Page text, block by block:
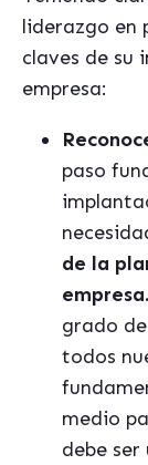
liderazgo en
claves de su
empresa:
paso
de la
empresa.
grado
todos
medio
debe